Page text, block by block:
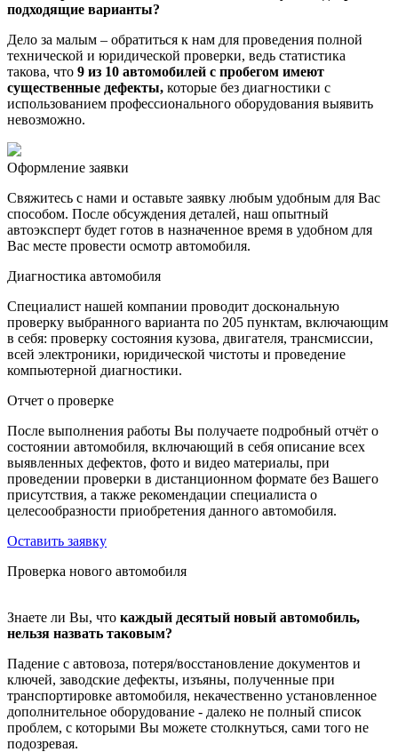
подходящие варианты?
Дело за малым – обратиться к нам для проведения полной
технической и юридической проверки, ведь статистика
такова, что 9 из 10 автомобилей с пробегом имеют
существенные дефекты, которые без диагностики с
использованием профессионального оборудования выявить
невозможно.
Оформление заявки
Свяжитесь с нами и оставьте заявку любым удобным для Вас
способом. После обсуждения деталей, наш опытный
автоэксперт будет готов в назначенное время в удобном для
Вас месте провести осмотр автомобиля.
Диагностика автомобиля
Специалист нашей компании проводит доскональную
проверку выбранного варианта по 205 пунктам, включающим
в себя: проверку состояния кузова, двигателя, трансмиссии,
всей электроники, юридической чистоты и проведение
компьютерной диагностики.
Отчет о проверке
После выполнения работы Вы получаете подробный отчёт о
состоянии автомобиля, включающий в себя описание всех
выявленных дефектов, фото и видео материалы, при
проведении проверки в дистанционном формате без Вашего
присутствия, а также рекомендации специалиста о
целесообразности приобретения данного автомобиля.
Оставить заявку
Проверка нового автомобиля
Знаете ли Вы, что каждый десятый новый автомобиль,
нельзя назвать таковым?
Падение с автовоза, потеря/восстановление документов и
ключей, заводские дефекты, изъяны, полученные при
транспортировке автомобиля, некачественно установленное
дополнительное оборудование - далеко не полный список
проблем, с которыми Вы можете столкнуться, сами того не
подозревая.